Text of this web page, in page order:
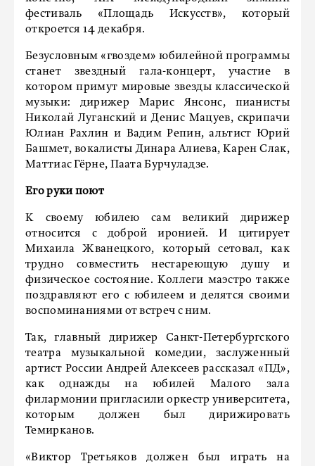
фестиваль «Площадь Искусств», который
откроется 14 декабря.
Безусловным «гвоздем» юбилейной программы
станет звездный гала-концерт, участие в
котором примут мировые звезды классической
музыки: дирижер Марис Янсонс, пианисты
Николай Луганский и Денис Мацуев, скрипачи
Юлиан Рахлин и Вадим Репин, альтист Юрий
Башмет, вокалисты Динара Алиева, Карен Слак,
Маттиас Гёрне, Паата Бурчуладзе.
Его руки поют
К своему юбилею сам великий дирижер
относится с доброй иронией. И цитирует
Михаила Жванецкого, который сетовал, как
трудно совместить нестареющую душу и
физическое состояние. Коллеги маэстро также
поздравляют его с юбилеем и делятся своими
воспоминаниями от встреч с ним.
Так, главный дирижер Санкт-Петербургского
театра музыкальной комедии, заслуженный
артист России Андрей Алексеев рассказал «ПД»,
как однажды на юбилей Малого зала
филармонии пригласили оркестр университета,
которым должен был дирижировать
Темирканов.
«Виктор Третьяков должен был играть на